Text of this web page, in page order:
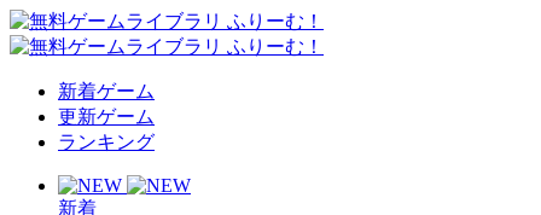
新着ゲーム
更新ゲーム
ランキング
新着